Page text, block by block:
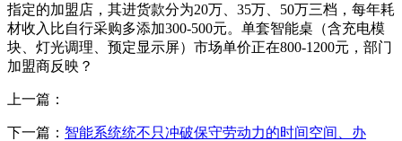
指定的加盟店，其进货款分为20万、35万、50万三档，每年耗
材收入比自行采购多添加300-500元。单套智能桌（含充电模
块、灯光调理、预定显示屏）市场单价正在800-1200元，部门
加盟商反映？
上一篇：
下一篇： 智能系统统不只冲破保守劳动力的时间空间、办